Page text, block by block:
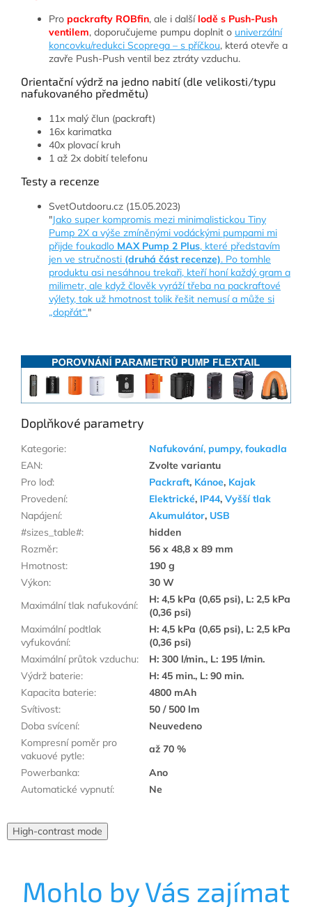
Pro packrafty ROBfin, ale i další lodě s Push-Push
ventilem, doporučujeme pumpu doplnit o univerzální
koncovku/redukci Scoprega – s příčkou, která otevře a
zavře Push-Push ventil bez ztráty vzduchu.
Orientační výdrž na jedno nabití (dle velikosti/typu
nafukovaného předmětu)
11x malý člun (packraft)
16x karimatka
40x plovací kruh
1 až 2x dobití telefonu
Testy a recenze
SvetOutdooru.cz (15.05.2023)
"Jako super kompromis mezi minimalistickou Tiny
Pump 2X a výše zmíněnými vodáckými pumpami mi
přijde foukadlo MAX Pump 2 Plus, které představím
jen ve stručnosti (druhá část recenze). Po tomhle
produktu asi nesáhnou trekaři, kteří honí každý gram a
milimetr, ale když člověk vyráží třeba na packraftové
výlety, tak už hmotnost tolik řešit nemusí a může si
„dopřát“."
Doplňkové parametry
Kategorie:
Nafukování, pumpy, foukadla
EAN:
Zvolte variantu
Pro loď: Packraft, Kánoe, Kajak
Provedení: Elektrické, IP44, Vyšší tlak
Napájení: Akumulátor, USB
#sizes_table#:
hidden
Rozměr:
56 x 48,8 x 89 mm
Hmotnost:
190 g
Výkon:
30 W
Maximální tlak nafukování:
H: 4,5 kPa (0,65 psi), L: 2,5 kPa
(0,36 psi)
Maximální podtlak
vyfukování:
H: 4,5 kPa (0,65 psi), L: 2,5 kPa
(0,36 psi)
Maximální průtok vzduchu:
H: 300 l/min., L: 195 l/min.
Výdrž baterie:
H: 45 min., L: 90 min.
Kapacita baterie:
4800 mAh
Svítivost:
50 / 500 lm
Doba svícení:
Neuvedeno
Kompresní poměr pro
vakuové pytle:
až 70 %
Powerbanka:
Ano
Automatické vypnutí: Ne
High-contrast mode
Mohlo by Vás zajímat